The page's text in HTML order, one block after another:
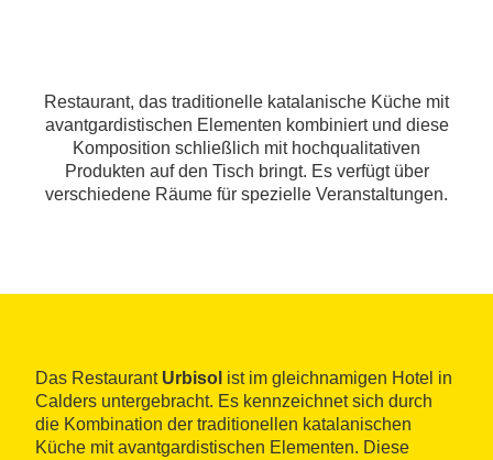
Restaurant, das traditionelle katalanische Küche mit
avantgardistischen Elementen kombiniert und diese
Komposition schließlich mit hochqualitativen
Produkten auf den Tisch bringt. Es verfügt über
verschiedene Räume für spezielle Veranstaltungen.
Das Restaurant Urbisol ist im gleichnamigen Hotel in
Calders untergebracht. Es kennzeichnet sich durch
die Kombination der traditionellen katalanischen
Küche mit avantgardistischen Elementen. Diese